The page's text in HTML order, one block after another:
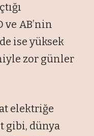
ve AB’nin
ise yüksek
zor günler
elektriğe
gibi, dünya